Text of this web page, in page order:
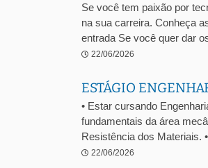
Se você tem paixão por
na sua carreira. Conheça
entrada Se você quer dar
22/06/2026
ESTÁGIO
• Estar cursando
fundamentais da área
Resistência dos Materiais.
22/06/2026